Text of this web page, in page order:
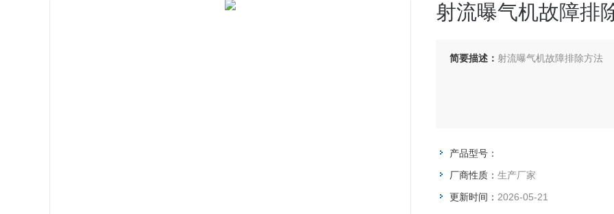
射流曝气机故障排
简要描述： 射流曝气机故障排除方法
产品型号：
厂商性质： 生产厂家
更新时间： 2026-05-21